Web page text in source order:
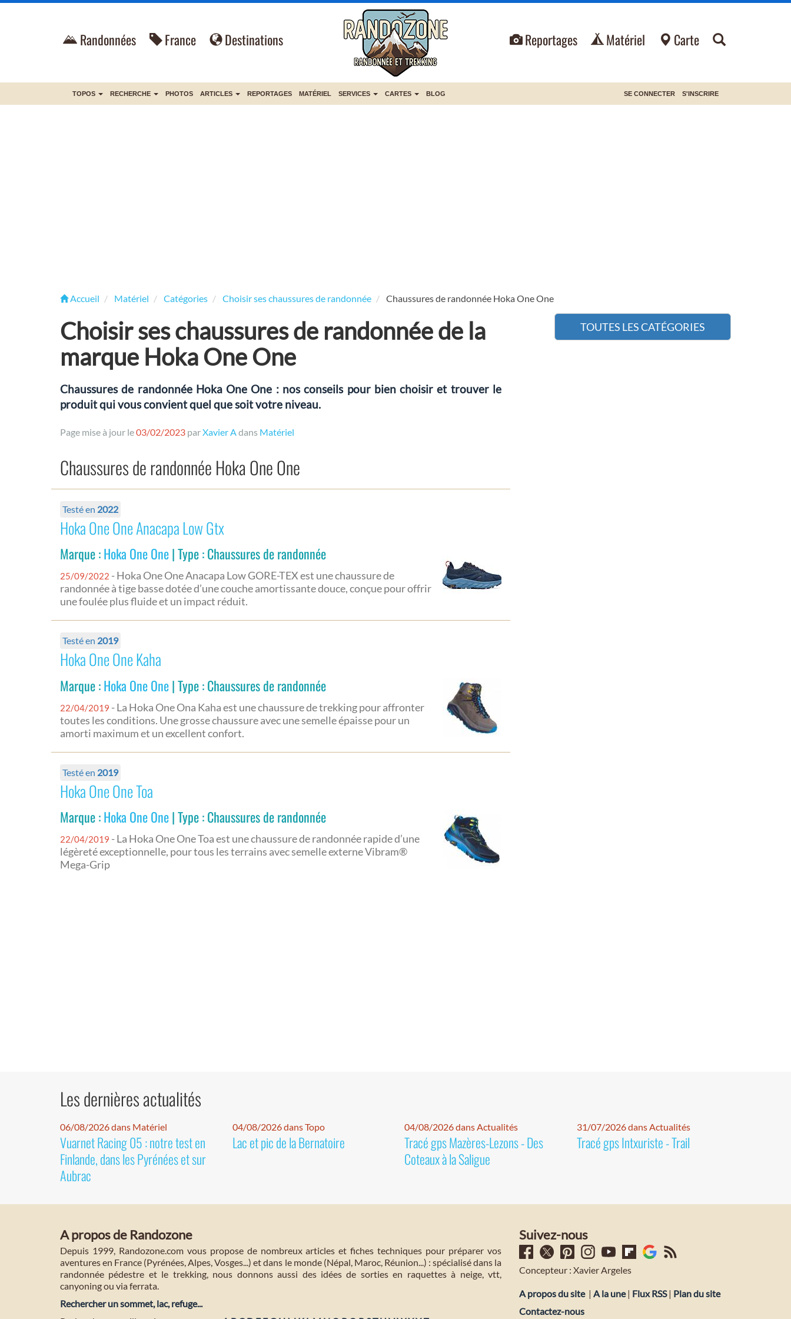
Randonnées France Destinations Reportages Matériel Carte
TOPOS RECHERCHE PHOTOS ARTICLES REPORTAGES MATÉRIEL SERVICES CARTES BLOG SE CONNECTER S'INSCRIRE
Accueil Matériel Catégories Choisir ses chaussures de randonnée Chaussures de randonnée Hoka One One
Choisir ses chaussures de randonnée de la
marque Hoka One One
Chaussures de randonnée Hoka One One : nos conseils pour bien choisir et trouver le
produit qui vous convient quel que soit votre niveau.
Page mise à jour le03/02/2023 parXavier Adans Matériel
Chaussures de randonnée Hoka One One
Testé en 2022
Hoka One One Anacapa Low Gtx
Marque :Hoka One One| Type : Chaussures de randonnée
25/09/2022 - Hoka One One Anacapa Low GORE-TEX est une chaussure de
randonnée à tige basse dotée d’une couche amortissante douce, conçue pour offrir
une foulée plus fluide et un impact réduit.
Testé en 2019
Hoka One One Kaha
Marque :Hoka One One| Type : Chaussures de randonnée
22/04/2019 - La Hoka One Ona Kaha est une chaussure de trekking pour affronter
toutes les conditions. Une grosse chaussure avec une semelle épaisse pour un
amorti maximum et un excellent confort.
Testé en 2019
Hoka One One Toa
Marque :Hoka One One| Type : Chaussures de randonnée
22/04/2019 - La Hoka One One Toa est une chaussure de randonnée rapide d’une
légèreté exceptionnelle, pour tous les terrains avec semelle externe Vibram®
Mega-Grip
TOUTES LES CATÉGORIES
Les dernières actualités
06/08/2026 dans Matériel
Vuarnet Racing 05 : notre test en
Finlande, dans les Pyrénées et sur
Aubrac
04/08/2026 dans Topo
Lac et pic de la Bernatoire
04/08/2026 dans Actualités
Tracé gps Mazères-Lezons - Des
Coteaux à la Saligue
31/07/2026 dans Actualités
Tracé gps Intxuriste - Trail
A propos de Randozone
Depuis 1999, Randozone.com vous propose de nombreux articles et fiches techniques pour préparer vos
aventures en France (Pyrénées, Alpes, Vosges...) et dans le monde (Népal, Maroc, Réunion...) : spécialisé dans la
randonnée pédestre et le trekking, nous donnons aussi des idées de sorties en raquettes à neige, vtt,
canyoning ou via ferrata.
Rechercher un sommet, lac, refuge...
Suivez-nous
Concepteur : Xavier Argeles
A propos du site | A la une| Flux RSS| Plan du site
Contactez-nous